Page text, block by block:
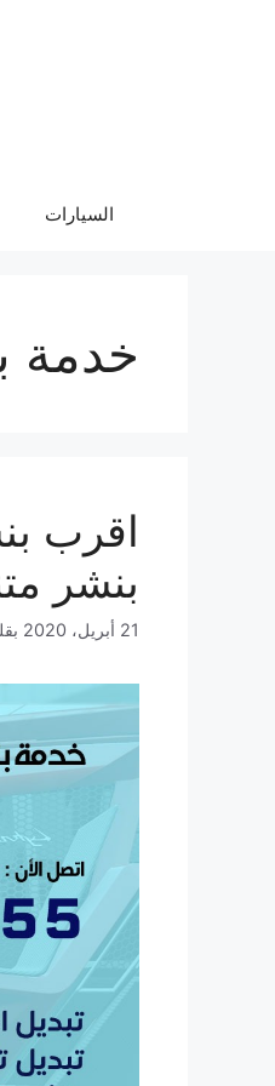
السيارات
خدمة
بنشر
21 أبريل، 2020